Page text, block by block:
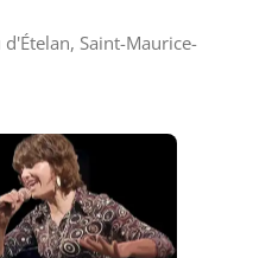
d'Ételan, Saint-Maurice-